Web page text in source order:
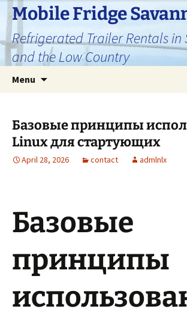
Skip
content
Mobile Fridge
Refrigerated Trailer Rentals in
and the Low Country
Menu
Базовые принципы
Linux для стартующих
April 28, 2026 contact admlnlx
Базовые
принципы